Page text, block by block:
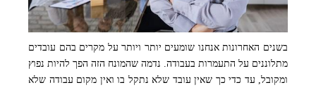
בשנים האחרונות אנחנו שומעים יותר ויותר על מקרים בהם עובדים
מתלוננים על התעמרות בעבודה. נדמה שהמונח הזה הפך להיות נפוץ
ומקובל, עד כדי כך שאין עובד שלא נתקל בו ואין מקום עבודה שלא